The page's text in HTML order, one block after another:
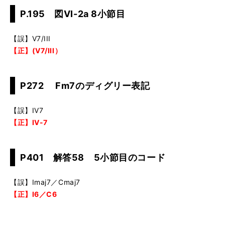
P.195 図VI-2a 8小節目
【誤】V7/III
【正】(V7/III）
P272 Fm7のディグリー表記
【誤】IV7
【正】IV-7
P401 解答58 5小節目のコード
【誤】Imaj7／Cmaj7
【正】I6／C6